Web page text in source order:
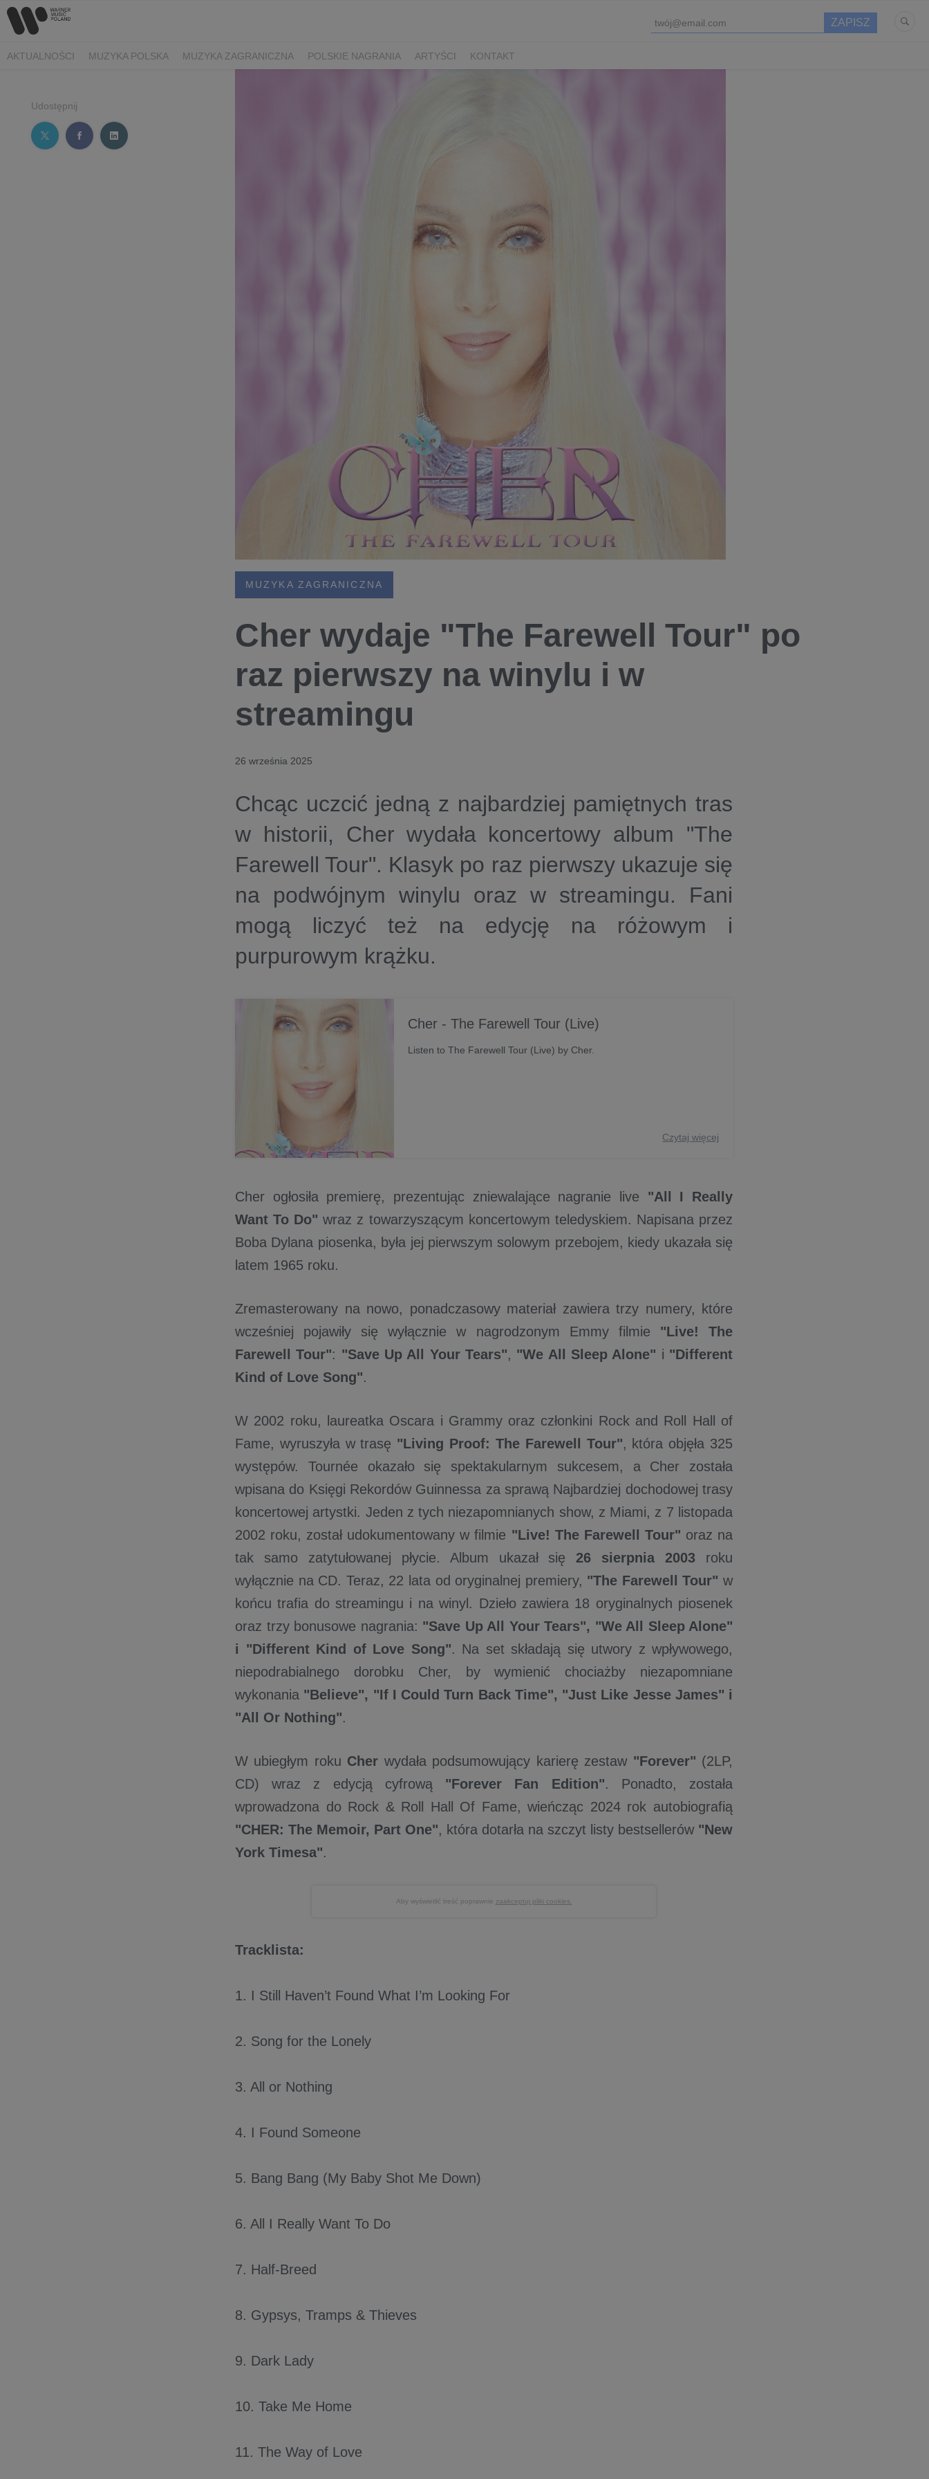
AKTUALNOŚCI MUZYKA POLSKA MUZYKA ZAGRANICZNA POLSKIE NAGRANIA ARTYŚCI KONTAKT
Udostępnij
MUZYKA ZAGRANICZNA
Cher wydaje "The Farewell Tour" po
raz pierwszy na winylu i w
streamingu
26 września 2025
Chcąc uczcić jedną z najbardziej pamiętnych tras
w historii, Cher wydała koncertowy album "The
Farewell Tour". Klasyk po raz pierwszy ukazuje się
na podwójnym winylu oraz w streamingu. Fani
mogą liczyć też na edycję na różowym i
purpurowym krążku.
Cher - The Farewell Tour (Live)
Listen to The Farewell Tour (Live) by Cher.
Czytaj więcej
Cher ogłosiła premierę, prezentując zniewalające nagranie live "All I Really
Want To Do" wraz z towarzyszącym koncertowym teledyskiem. Napisana przez
Boba Dylana piosenka, była jej pierwszym solowym przebojem, kiedy ukazała się
latem 1965 roku.
Zremasterowany na nowo, ponadczasowy materiał zawiera trzy numery, które
wcześniej pojawiły się wyłącznie w nagrodzonym Emmy filmie "Live! The
Farewell Tour": "Save Up All Your Tears", "We All Sleep Alone" i "Different
Kind of Love Song".
W 2002 roku, laureatka Oscara i Grammy oraz członkini Rock and Roll Hall of
Fame, wyruszyła w trasę "Living Proof: The Farewell Tour", która objęła 325
występów. Tournée okazało się spektakularnym sukcesem, a Cher została
wpisana do Księgi Rekordów Guinnessa za sprawą Najbardziej dochodowej trasy
koncertowej artystki. Jeden z tych niezapomnianych show, z Miami, z 7 listopada
2002 roku, został udokumentowany w filmie "Live! The Farewell Tour" oraz na
tak samo zatytułowanej płycie. Album ukazał się26 sierpnia 2003 roku
wyłącznie na CD. Teraz, 22 lata od oryginalnej premiery, "The Farewell Tour" w
końcu trafia do streamingu i na winyl. Dzieło zawiera 18 oryginalnych piosenek
oraz trzy bonusowe nagrania: "Save Up All Your Tears", "We All Sleep Alone"
i "Different Kind of Love Song". Na set składają się utwory z wpływowego,
niepodrabialnego dorobku Cher, by wymienić chociażby niezapomniane
wykonania "Believe", "If I Could Turn Back Time", "Just Like Jesse James" i
"All Or Nothing".
W ubiegłym roku Cher wydała podsumowujący karierę zestaw "Forever" (2LP,
CD) wraz z edycją cyfrową "Forever Fan Edition". Ponadto, została
wprowadzona do Rock & Roll Hall Of Fame, wieńcząc 2024 rok autobiografią
"CHER: The Memoir, Part One", która dotarła na szczyt listy bestsellerów "New
York Timesa".
Aby wyświetlić treść poprawnie zaakceptuj pliki cookies.
Tracklista:
1. I Still Haven’t Found What I’m Looking For
2. Song for the Lonely
3. All or Nothing
4. I Found Someone
5. Bang Bang (My Baby Shot Me Down)
6. All I Really Want To Do
7. Half-Breed
8. Gypsys, Tramps & Thieves
9. Dark Lady
10. Take Me Home
11. The Way of Love